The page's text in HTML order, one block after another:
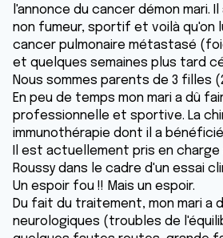
l'annonce du cancer démon mari. Il
non fumeur, sportif et voilà qu'on
cancer pulmonaire métastasé
et quelques semaines plus tard
Nous sommes parents de 3 filles
En peu de temps mon mari a dû
professionnelle et sportive. La
immunothérapie dont il a
Il est actuellement pris en
Roussy dans le cadre d'un essai
Un espoir fou !! Mais un espoir.
Du fait du traitement, mon mari a
neurologiques (troubles de